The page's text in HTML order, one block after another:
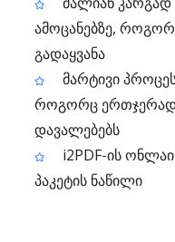
ამოცანებზე,
გადაყვანა
მარტივი
როგორც
დავალებებს
i2PDF-ის
პაკეტის ნაწილი